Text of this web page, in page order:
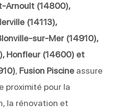
Arnoult (14800),
(14113),
sur-Mer (14910),
Honfleur (14600) et
, Fusion Piscineassure
proximité pour la
la rénovation et